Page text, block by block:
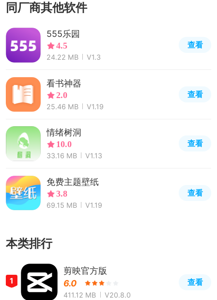
同厂商其他软件
555乐园
4.5
24.22 MB V1.3
查看
看书神器
2.0
25.46 MB V1.19
查看
情绪树洞
10.0
33.16 MB V1.13
查看
免费主题壁纸
3.8
69.15 MB V1.19
查看
本类排行
1
剪映官方版
6.0
411.12 MB V20.8.0
查看